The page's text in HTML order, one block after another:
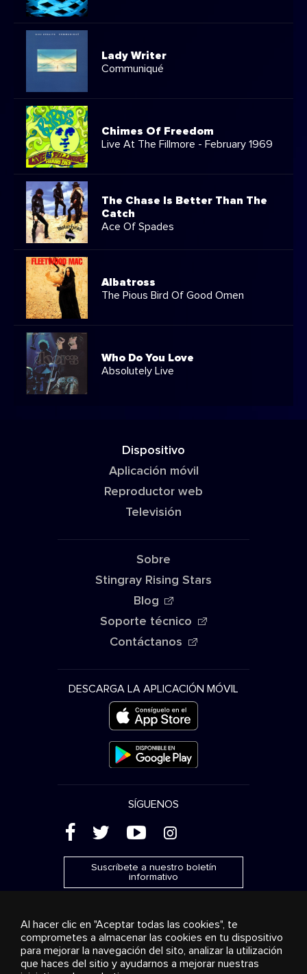
Lady Writer
Communiqué
Chimes Of Freedom
Live At The Fillmore - February 1969
The Chase Is Better Than The
Catch
Ace Of Spades
Albatross
The Pious Bird Of Good Omen
Who Do You Love
Absolutely Live
Dispositivo
Aplicación móvil
Reproductor web
Televisión
Sobre
Stingray Rising Stars
Blog
Soporte técnico
Contáctanos
DESCARGA LA APLICACIÓN MÓVIL
SÍGUENOS
( ' + &
Suscríbete a nuestro boletín
informativo
Publicidad Transmisión y distribución
Productos de
consumo
Soluciones empresariales Radio
Sobre
Al hacer clic en "Aceptar todas las cookies", te
comprometes a almacenar las cookies en tu dispositivo
para mejorar la navegación del sito, analizar la utilización
que haces del sitio y ayudarnos a mejorar nuestras